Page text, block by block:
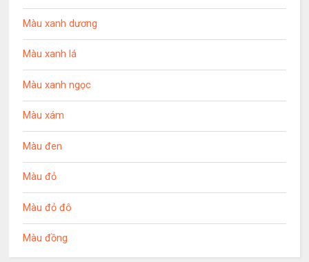
Màu xanh dương
Màu xanh lá
Màu xanh ngọc
Màu xám
Màu đen
Màu đỏ
Màu đỏ đô
Màu đồng